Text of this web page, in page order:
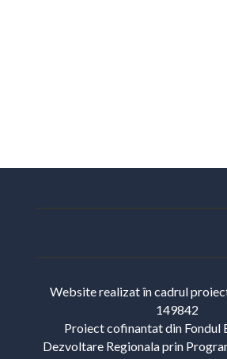
Website realizat în cadrul
149842
Proiect cofinantat din Fondul
Dezvoltare Regionala prin